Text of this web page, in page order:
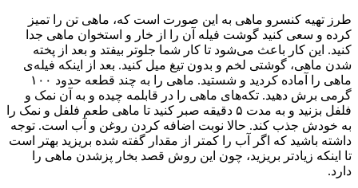
طرز تهیه کنسرو ماهی به این صورت است که، ماهی تن را تمیز
کرده و سعی کنید گوشت فیله آن را از خار و استخوان ماهی جدا
کنید. این کار باعث می‌شود تا کار شما جلوتر بیفتد و بعد از پخته
شدن ماهی، گوشتی لخم و بدون تیغ میل کنید. بعد از اینکه فیله‌ی
ماهی را آماده کردید و شستید. ماهی را به چند قطعه حدود ۱۰۰
گرمی برش دهید. تکه‌های ماهی را در قابلمه چیده و به آن نمک و
فلفل بزنید و به مدت ۵ دقیقه صبر کنید تا ماهی طعم فلفل و نمک را
به خودش جذب کند. حالا نوبت اضافه کردن روغن و آب است. توجه
داشته باشید که اگر آب را کمتر از مقدار گفته شده بریزید بهتر است
تا اینکه زیادتر بریزید، چون این روش قصد بخار پزشدن ماهی را
دارد.